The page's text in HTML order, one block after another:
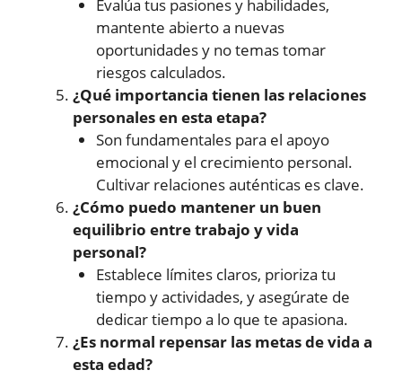
Evalúa tus pasiones y habilidades,
mantente abierto a nuevas
oportunidades y no temas tomar
riesgos calculados.
¿Qué importancia tienen las relaciones
personales en esta etapa?
Son fundamentales para el apoyo
emocional y el crecimiento personal.
Cultivar relaciones auténticas es clave.
¿Cómo puedo mantener un buen
equilibrio entre trabajo y vida
personal?
Establece límites claros, prioriza tu
tiempo y actividades, y asegúrate de
dedicar tiempo a lo que te apasiona.
¿Es normal repensar las metas de vida a
esta edad?